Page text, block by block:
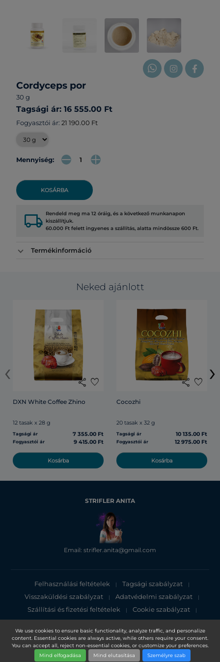
We use cookies to ensure basic functionality, analyze traffic, and personalize
content. Essential cookies are always active, while others require your consent.
You can accept all, reject non-essential cookies, or customize your preferences.
Mind elfogadása
Mind elutasítása Személyre szab
Cordyceps por
30 g
Tagsági ár: 16 555.00 Ft
Fogyasztói ár: 21 190.00 Ft
Mennyiség:
KOSÁRBA
local_shipping Rendeld meg ma 12 óráig, és a következő munkanapon
kiszállítjuk.
60.000 Ft felett ingyenes a szállítás, alatta mindössze 600 Ft.
Termékinformáció
Neked ajánlott
share favorite
DXN White Coffee Zhino
12 tasak x 28 g
Tagsági ár 7 355.00 Ft
Fogyasztói ár 9 415.00 Ft
Kosárba
share favorite
Cocozhi
20 tasak x 32 g
Tagsági ár 10 135.00 Ft
Fogyasztói ár 12 975.00 Ft
Kosárba
‹ ›
STRIFLER ANITA
Email: strifler.anita@gmail.com
Felhasználási feltételek | Tagsági szabályzat |
Visszaküldési szabályzat | Adatvédelmi szabályzat |
Szállítási és fizetési feltételek | Cookie szabályzat |
Adatvédelmi tájékoztató
Copyright 2025, DXN Holdings Bhd. 199501033918 (363120-V)